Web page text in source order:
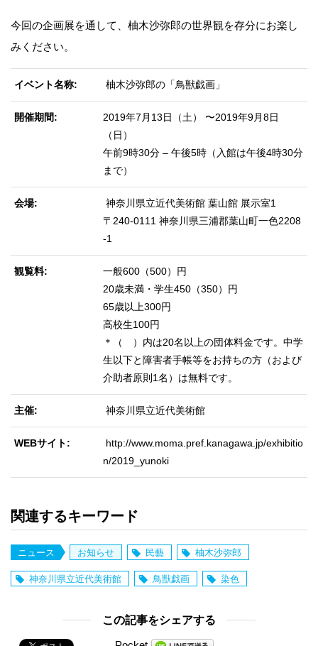
今回の企画展を通して、柚木沙弥郎の世界観を存分にお楽し
みください。
イベント名称 柚木沙弥郎の「鳥獣戯画」
開催期間
2019年7月13日（土） 〜2019年9月8日
（日）
午前9時30分 – 午後5時（入館は午後4時30分
まで）
会場
神奈川県立近代美術館 葉山館 展示室1
〒240-0111 神奈川県三浦郡葉山町一色2208
-1
観覧料
一般600（500）円
20歳未満・学生450（350）円
65歳以上300円
高校生100円
＊（ ）内は20名以上の団体料金です。中学
生以下と障害者手帳等をお持ちの方（および
介助者原則1名）は無料です。
主催 神奈川県立近代美術館
WEBサイト
http://www.moma.pref.kanagawa.jp/exhibitio
n/2019_yunoki
関連するキーワード
ニュース お知らせ 民藝 柚木沙弥郎
神奈川県立近代美術館 鳥獣戯画 染色
この記事をシェアする